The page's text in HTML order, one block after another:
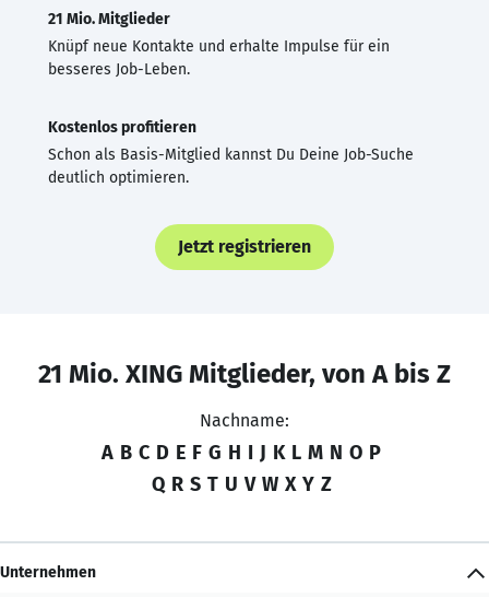
21 Mio. Mitglieder
Knüpf neue Kontakte und erhalte Impulse für ein
besseres Job-Leben.
Kostenlos profitieren
Schon als Basis-Mitglied kannst Du Deine Job-Suche
deutlich optimieren.
Jetzt registrieren
21 Mio. XING Mitglieder, von A bis Z
Nachname:
A B C D E F G H I J K L M N O P
Q R S T U V W X Y Z
Unternehmen